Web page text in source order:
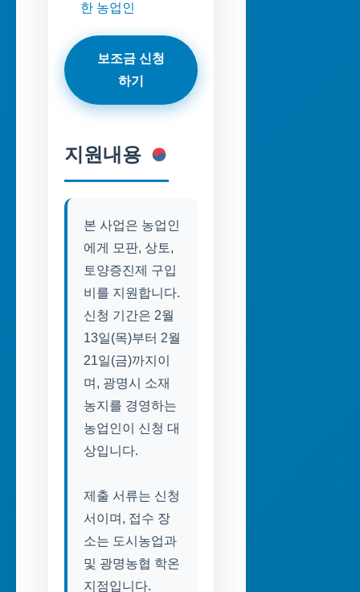
한 농업인
보조금 신청
하기
지원내용
본 사업은 농업인
에게 모판, 상토,
토양증진제 구입
비를 지원합니다.
신청 기간은 2월
13일(목)부터 2월
21일(금)까지이
며, 광명시 소재
농지를 경영하는
농업인이 신청 대
상입니다.
제출 서류는 신청
서이며, 접수 장
소는 도시농업과
및 광명농협 학온
지점입니다.